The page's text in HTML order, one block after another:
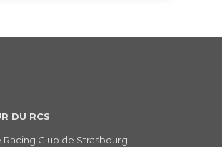
DU RCS
Racing Club de Strasbourg.